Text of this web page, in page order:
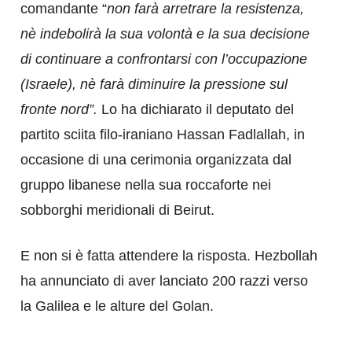
comandante “non farà arretrare la resistenza,
nè indebolirà la sua volontà e la sua decisione
di continuare a confrontarsi con l’occupazione
(Israele), nè farà diminuire la pressione sul
fronte nord”. Lo ha dichiarato il deputato del
partito sciita filo-iraniano Hassan Fadlallah, in
occasione di una cerimonia organizzata dal
gruppo libanese nella sua roccaforte nei
sobborghi meridionali di Beirut.
E non si è fatta attendere la risposta. Hezbollah
ha annunciato di aver lanciato 200 razzi verso
la Galilea e le alture del Golan.